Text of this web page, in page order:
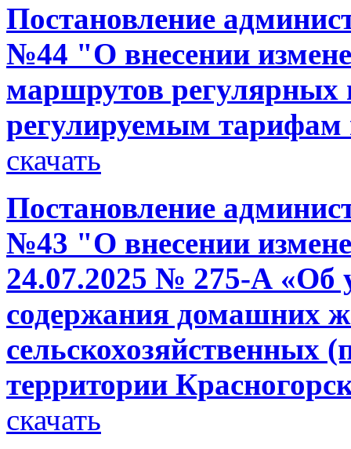
Постановление
№44 "О внесении
маршрутов регулярных
регулируемым тарифам
скачать
Постановление
№43 "О внесении
24.07.2025 № 275-А «Об
содержания домашних
сельскохозяйственных
территории
скачать